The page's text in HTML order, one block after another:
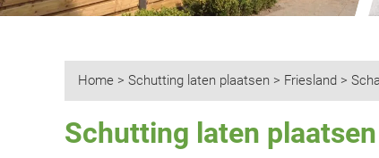
Home > Schutting laten plaatsen > Friesland >
Schutting laten